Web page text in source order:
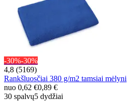
-30%-30%
4,8 (5169)
Rankšluosčiai 380 g/m2 tamsiai mėlyni
nuo 0,62 €0,89 €
30 spalvų5 dydžiai